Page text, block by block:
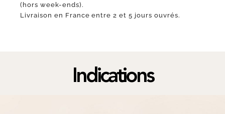
(hors week-ends).
Livraison en France entre 2 et 5 jours ouvrés.
Indications